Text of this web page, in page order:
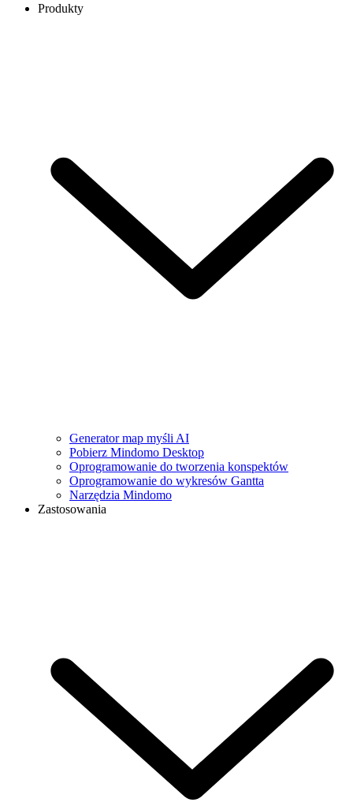
Produkty
Generator map myśli AI
Pobierz Mindomo Desktop
Oprogramowanie do tworzenia konspektów
Oprogramowanie do wykresów Gantta
Narzędzia Mindomo
Zastosowania